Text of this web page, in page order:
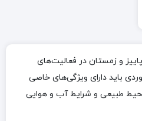
و زمستان در فعالیت‌های
باید دارای ویژگی‌های خاصی
محیط طبیعی و شرایط آب و هوایی